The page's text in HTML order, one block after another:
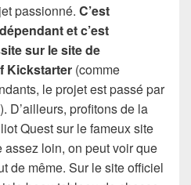
passionné. C’est
et c’est
sur le site de
Kickstarter (comme
le projet est passé par
D’ailleurs, profitons de la
Quest sur le fameux site
loin, on peut voir que
de même. Sur le site officiel